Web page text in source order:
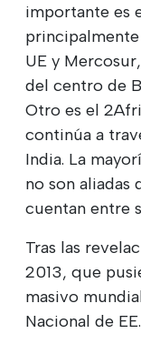
importante es
UE y
del centro de
Otro es el
continúa a
India. La
no son aliadas
cuentan entre
Tras las
2013, que
masivo
Nacional de EE.